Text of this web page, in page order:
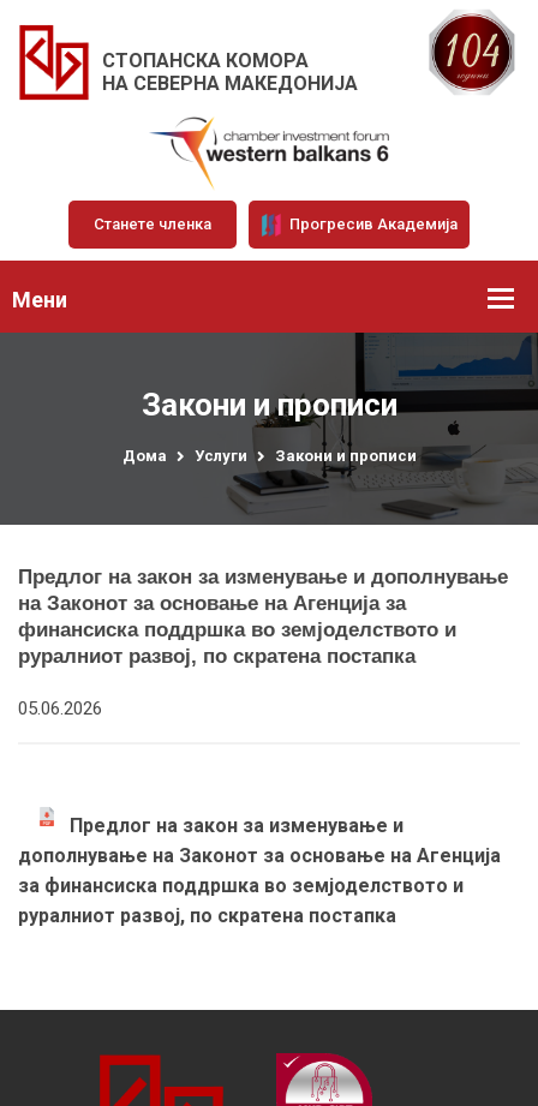
СТОПАНСКА КОМОРА
НА СЕВЕРНА МАКЕДОНИЈА
Станете членка Прогресив Академија
Мени
Закони и прописи
Дома Услуги Закони и прописи
Предлог на закон за изменување и дополнување
на Законот за основање на Агенција за
финансиска поддршка во земјоделството и
руралниот развој, по скратена постапка
05.06.2026
Предлог на закон за изменување и
дополнување на Законот за основање на Агенција
за финансиска поддршка во земјоделството и
руралниот развој, по скратена постапка